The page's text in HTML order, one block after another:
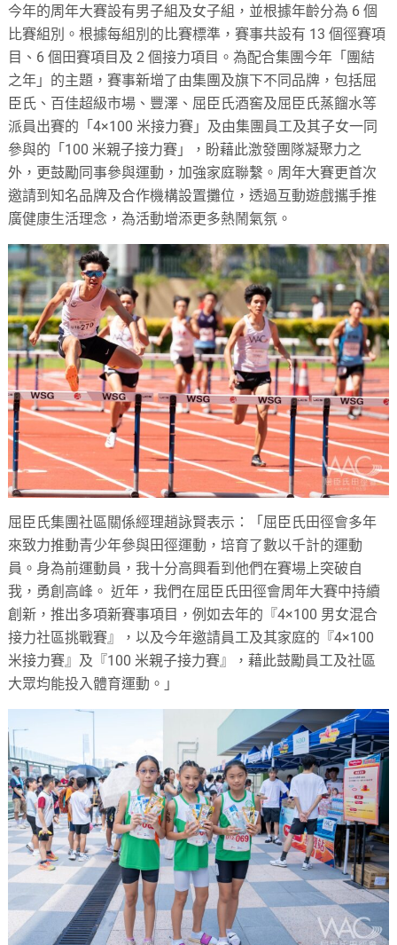
今年的周年大賽設有男子組及女子組，並根據年齡分為 6 個
比賽組別。根據每組別的比賽標準，賽事共設有 13 個徑賽項
目、6 個田賽項目及 2 個接力項目。為配合集團今年「團結
之年」的主題，賽事新增了由集團及旗下不同品牌，包括屈
臣氏、百佳超級市場、豐澤、屈臣氏酒窖及屈臣氏蒸餾水等
派員出賽的「4×100 米接力賽」及由集團員工及其子女一同
參與的「100 米親子接力賽」，盼藉此激發團隊凝聚力之
外，更鼓勵同事參與運動，加強家庭聯繫。周年大賽更首次
邀請到知名品牌及合作機構設置攤位，透過互動遊戲攜手推
廣健康生活理念，為活動增添更多熱鬧氣氛。
屈臣氏集團社區關係經理趙詠賢表示：「屈臣氏田徑會多年
來致力推動青少年參與田徑運動，培育了數以千計的運動
員。身為前運動員，我十分高興看到他們在賽場上突破自
我，勇創高峰。 近年，我們在屈臣氏田徑會周年大賽中持續
創新，推出多項新賽事項目，例如去年的『4×100 男女混合
接力社區挑戰賽』，以及今年邀請員工及其家庭的『4×100
米接力賽』及『100 米親子接力賽』，藉此鼓勵員工及社區
大眾均能投入體育運動。」